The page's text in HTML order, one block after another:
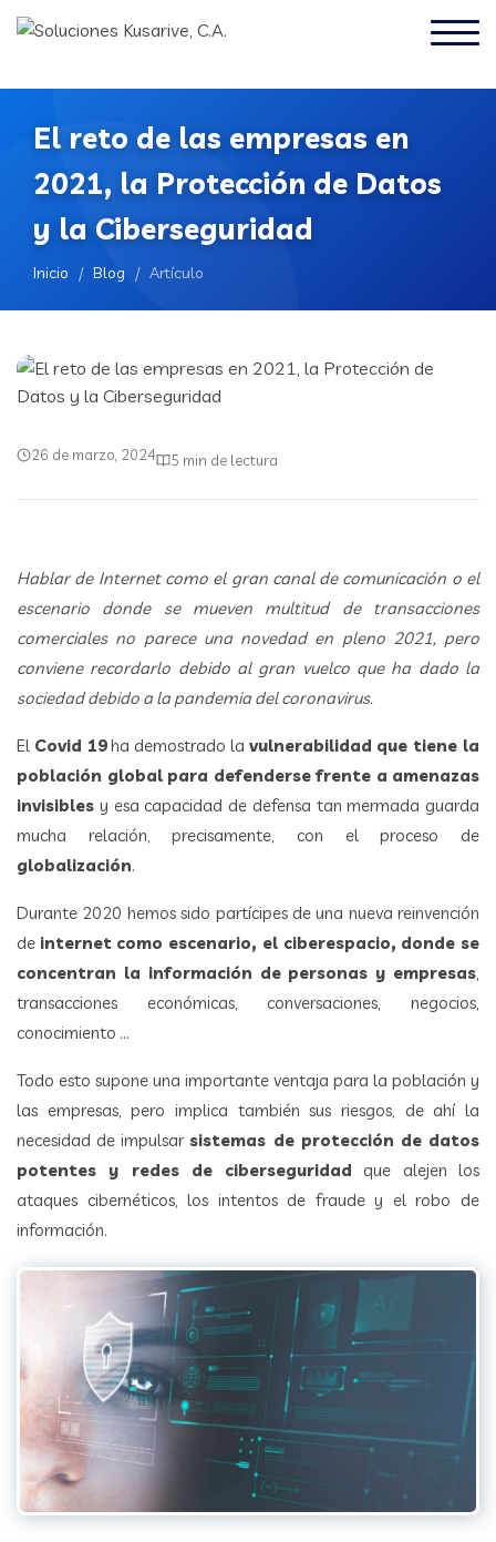
El reto de las empresas en
2021, la Protección de Datos
y la Ciberseguridad
Inicio / Blog / Artículo
26 de marzo, 2024 5 min de lectura
Hablar de Internet como el gran canal de comunicación o el
escenario donde se mueven multitud de transacciones
comerciales no parece una novedad en pleno 2021, pero
conviene recordarlo debido al gran vuelco que ha dado la
sociedad debido a la pandemia del coronavirus.
El Covid 19ha demostrado la vulnerabilidad que tiene la
población global para defenderse frente a amenazas
invisibles y esa capacidad de defensa tan mermada guarda
mucha relación, precisamente, con el proceso de
globalización.
Durante 2020 hemos sido partícipes de una nueva reinvención
de internet como escenario, el ciberespacio, donde se
concentran la información de personas y empresas,
transacciones económicas, conversaciones, negocios,
conocimiento …
Todo esto supone una importante ventaja para la población y
las empresas, pero implica también sus riesgos, de ahí la
necesidad de impulsarsistemas de protección de datos
potentes y redes de ciberseguridad que alejen los
ataques cibernéticos, los intentos de fraude y el robo de
información.